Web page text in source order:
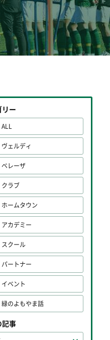
リー
ALL
ヴェルディ
ベレーザ
クラブ
ホームタウン
アカデミー
スクール
パートナー
イベント
緑のよもやま話
記事